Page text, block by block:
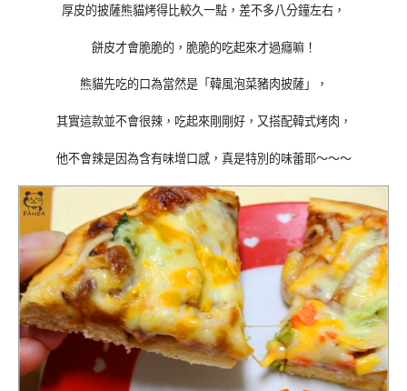
厚皮的披薩熊貓烤得比較久一點，差不多八分鐘左右，
餅皮才會脆脆的，脆脆的吃起來才過癮嘛！
熊貓先吃的口為當然是「韓風泡菜豬肉披薩」，
其實這款並不會很辣，吃起來剛剛好，又搭配韓式烤肉，
他不會辣是因為含有味增口感，真是特別的味蕾耶～～～